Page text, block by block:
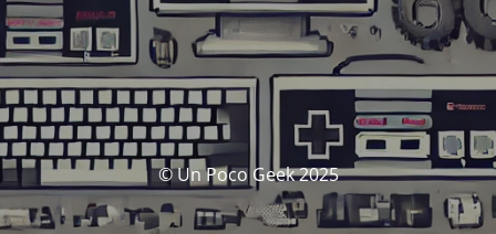
© Un Poco Geek 2025